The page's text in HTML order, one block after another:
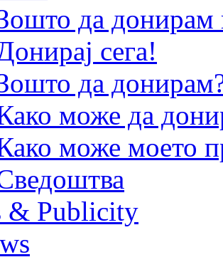
да
сега!
да
може да
може моето
& Publicity